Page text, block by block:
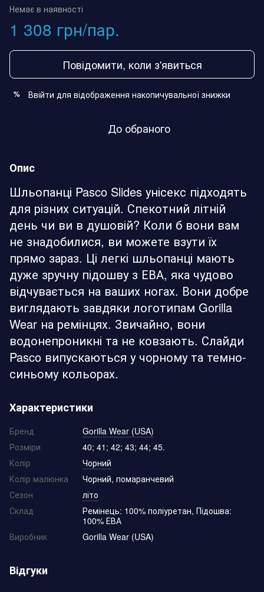
Немає в наявності
1 308 грн/пар.
Повідомити, коли з'явиться
% Ввійти для відображення накопичувальної знижки
До обраного
Опис
Шльопанці Pasco Slides унісекс підходять
для різних ситуацій. Спекотний літній
день чи ви в душовій? Коли б вони вам
не знадобилися, ви можете взути їх
прямо зараз. Ці легкі шльопанці мають
дуже зручну підошву з ЕВА, яка чудово
відчувається на ваших ногах. Вони добре
виглядають завдяки логотипам Gorilla
Wear на ремінцях. Звичайно, вони
водонепроникні та не ковзають. Слайди
Pasco випускаються у чорному та темно-
синьому кольорах.
Характеристики
Бренд
Gorilla Wear (USA)
Розміри
40; 41; 42; 43; 44; 45.
Колір
Чорний
Колір малюнка
Чорний, помаранчевий
Сезон
літо
Склад
Ремінець: 100% поліуретан, Підошва:
100% ЕВА
Виробник
Gorilla Wear (USA)
Відгуки